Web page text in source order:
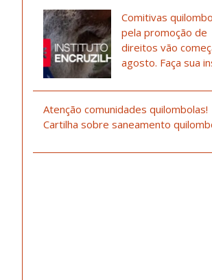
Comitivas
pela promoção de
direitos vão
agosto. Faça sua
Atenção comunidades quilombolas!
Cartilha sobre saneamento